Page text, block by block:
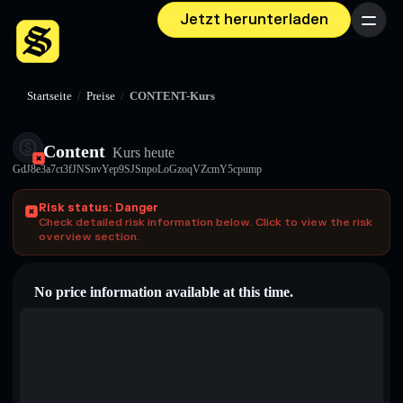
Jetzt herunterladen Menü
Startseite / Preise / CONTENT-Kurs
Content Kurs heute
GdJ8e3a7ct3fJNSnvYep9SJSnpoLoGzoqVZcmY5cpump
Risk status: Danger
Check detailed risk information below. Click to view the risk
overview section.
No price information available at this time.